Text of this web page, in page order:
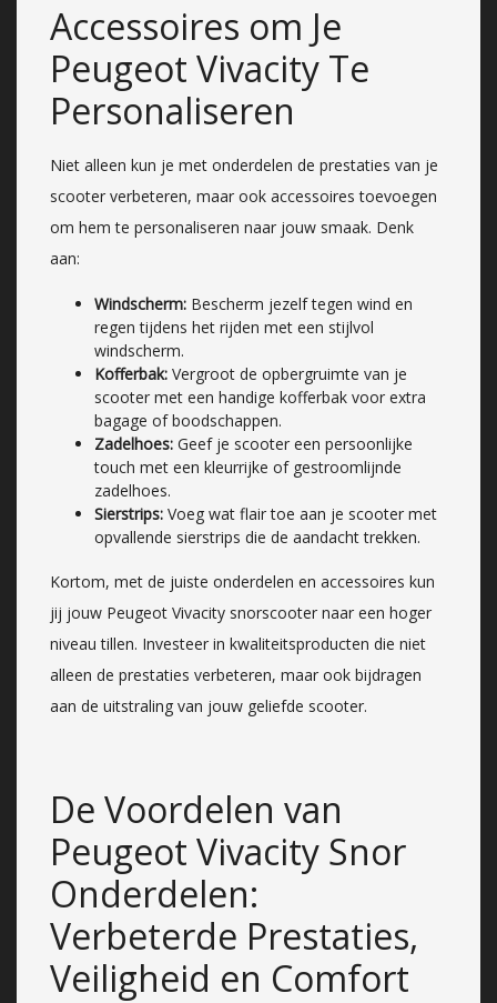
Accessoires om Je
Peugeot Vivacity Te
Personaliseren
Niet alleen kun je met onderdelen de prestaties van je
scooter verbeteren, maar ook accessoires toevoegen
om hem te personaliseren naar jouw smaak. Denk
aan:
Windscherm: Bescherm jezelf tegen wind en
regen tijdens het rijden met een stijlvol
windscherm.
Kofferbak: Vergroot de opbergruimte van je
scooter met een handige kofferbak voor extra
bagage of boodschappen.
Zadelhoes: Geef je scooter een persoonlijke
touch met een kleurrijke of gestroomlijnde
zadelhoes.
Sierstrips: Voeg wat flair toe aan je scooter met
opvallende sierstrips die de aandacht trekken.
Kortom, met de juiste onderdelen en accessoires kun
jij jouw Peugeot Vivacity snorscooter naar een hoger
niveau tillen. Investeer in kwaliteitsproducten die niet
alleen de prestaties verbeteren, maar ook bijdragen
aan de uitstraling van jouw geliefde scooter.
De Voordelen van
Peugeot Vivacity Snor
Onderdelen:
Verbeterde Prestaties,
Veiligheid en Comfort